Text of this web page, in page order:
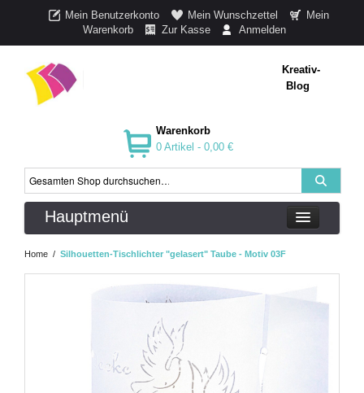
Mein Benutzerkonto Mein Wunschzettel
Mein
Warenkorb
Zur Kasse Anmelden
Kreativ-
Blog
Warenkorb
0 Artikel - 0,00 €
Hauptmenü
Home / Silhouetten-Tischlichter "gelasert" Taube - Motiv 03F